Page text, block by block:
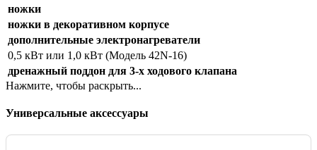
ножки
ножки в декоративном корпусе
дополнительные электронагреватели
0,5 кВт или 1,0 кВт (Модель 42N-16)
дренажный поддон для 3-х ходового клапана
Нажмите, чтобы раскрыть...
Универсальные аксессуары